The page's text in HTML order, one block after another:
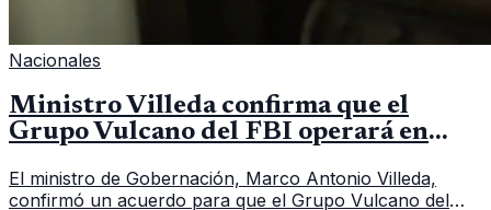
Nacionales
Ministro Villeda confirma que el
Grupo Vulcano del FBI operará en
El ministro de Gobernación, Marco Antonio Villeda,
confirmó un acuerdo para que el Grupo Vulcano del